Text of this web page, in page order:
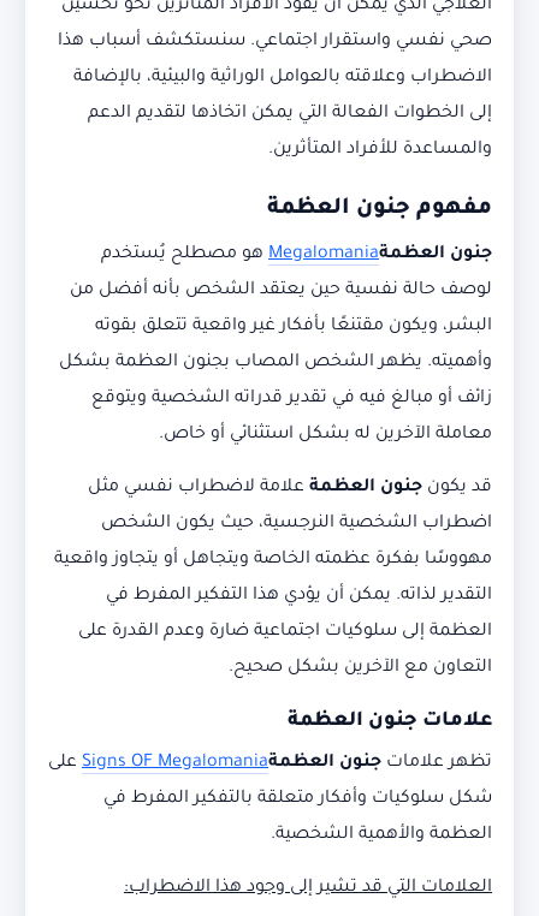
العلاجي الذي يمكن أن يقود الأفراد المتأثرين نحو تحسين
صحي نفسي واستقرار اجتماعي. سنستكشف أسباب هذا
الاضطراب وعلاقته بالعوامل الوراثية والبيئية، بالإضافة
إلى الخطوات الفعالة التي يمكن اتخاذها لتقديم الدعم
والمساعدة للأفراد المتأثرين.
مفهوم جنون العظمة
جنون العظمةMegalomania هو مصطلح يُستخدم
لوصف حالة نفسية حين يعتقد الشخص بأنه أفضل من
البشر، ويكون مقتنعًا بأفكار غير واقعية تتعلق بقوته
وأهميته. يظهر الشخص المصاب بجنون العظمة بشكل
زائف أو مبالغ فيه في تقدير قدراته الشخصية ويتوقع
معاملة الآخرين له بشكل استثنائي أو خاص.
قد يكون جنون العظمة علامة لاضطراب نفسي مثل
اضطراب الشخصية النرجسية، حيث يكون الشخص
مهووسًا بفكرة عظمته الخاصة ويتجاهل أو يتجاوز واقعية
التقدير لذاته. يمكن أن يؤدي هذا التفكير المفرط في
العظمة إلى سلوكيات اجتماعية ضارة وعدم القدرة على
التعاون مع الآخرين بشكل صحيح.
علامات جنون العظمة
تظهر علامات جنون العظمةSigns OF Megalomania على
شكل سلوكيات وأفكار متعلقة بالتفكير المفرط في
العظمة والأهمية الشخصية.
العلامات التي قد تشير إلى وجود هذا الاضطراب: